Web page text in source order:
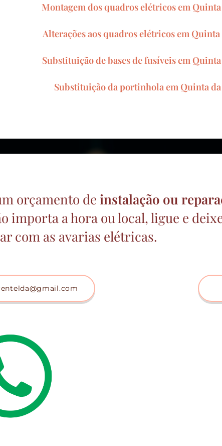
Montagem dos quadros elétricos em
Alterações aos quadros elétricos em Quinta
Substituição de bases de fusíveis em
Substituição da portinhola em Quinta da
orçamento deinstalação ou
importa a hora ou local, ligue e
com as avarias elétricas.